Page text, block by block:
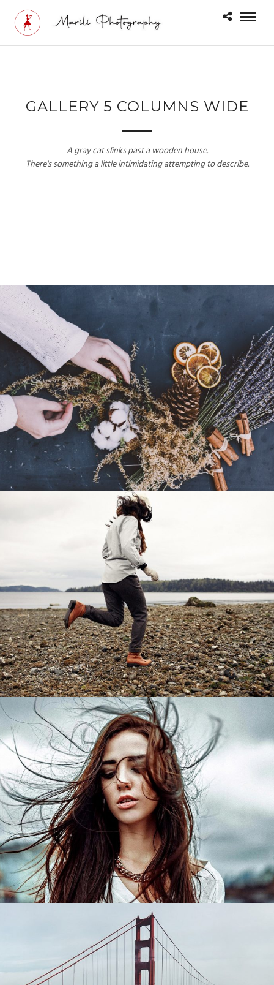
GALLERY 5 COLUMNS WIDE
A gray cat slinks past a wooden house.
There's something a little intimidating attempting to describe.